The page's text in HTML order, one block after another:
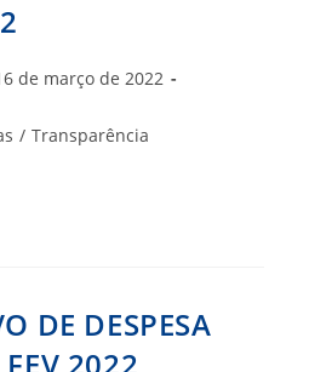
de março de 2022
/ Transparência
DE DESPESA